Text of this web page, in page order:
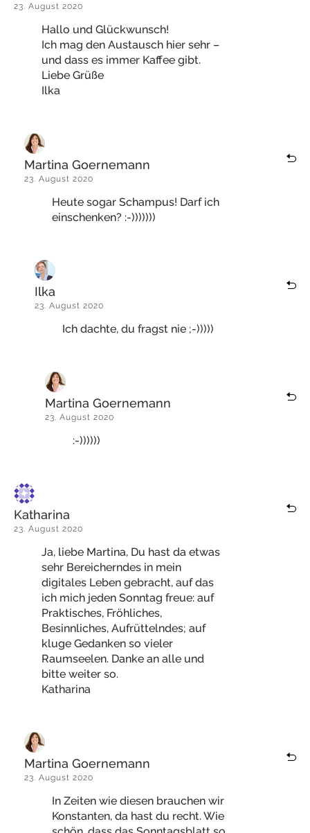
23. August 2020
Hallo und Glückwunsch!
Ich mag den Austausch hier sehr –
und dass es immer Kaffee gibt.
Liebe Grüße
Ilka
Martina Goernemann
23. August 2020
Heute sogar Schampus! Darf ich
einschenken? :-)))))))
Ilka
23. August 2020
Ich dachte, du fragst nie ;-)))))
Martina Goernemann
23. August 2020
:-))))))
Katharina
23. August 2020
Ja, liebe Martina, Du hast da etwas
sehr Bereicherndes in mein
digitales Leben gebracht, auf das
ich mich jeden Sonntag freue: auf
Praktisches, Fröhliches,
Besinnliches, Aufrüttelndes; auf
kluge Gedanken so vieler
Raumseelen. Danke an alle und
bitte weiter so.
Katharina
Martina Goernemann
23. August 2020
In Zeiten wie diesen brauchen wir
Konstanten, da hast du recht. Wie